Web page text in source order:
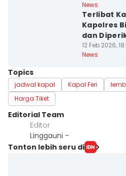
News
Terlibat
Kapolres
dan
12 Feb 2026,
News
Topics
jadwal kapal Kapal Feri
Harga Tiket
Editorial Team
Editor
Linggauni -
Tonton lebih seru di